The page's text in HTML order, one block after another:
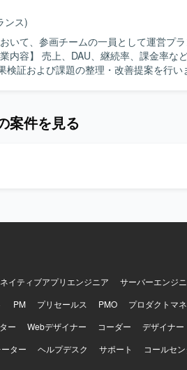
ことができます。プレイヤー体験に直結
マートフォン向けゲー
バトル設計に必要な各種ツールや分析基
ンス)
いて、参画チームの一員として運営プ
検証および課題の整理・改善提案を行い
理し提案・説明できる方を求めていま
立案、クライアントへの提案まで一連
案件を見る
ネイティブアプリエンジニア
サーバーエンジ
PM プリセールス PMO
プロダクトマ
ー Webデザイナー コーダー
デザイナー
ター ヘルプデスク サポート コールセ